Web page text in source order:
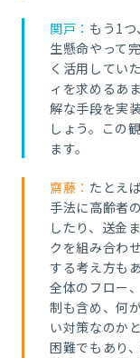
関戸： もう1
生懸命やって
く活用してい
ィを求めるあ
解な手段を実
しょう。この
ます。
齋藤： たとえ
手法に高齢者
したり、送金
クを組み合わ
する考え方も
全体のフロー
制も含め、何
い対策なのか
困難でもあり